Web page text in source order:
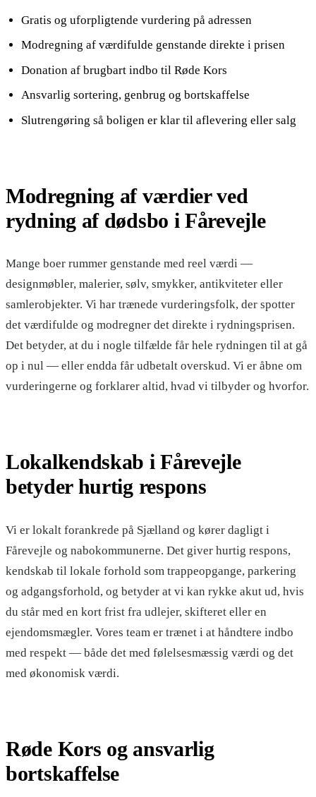
Gratis og uforpligtende vurdering på adressen
Modregning af værdifulde genstande direkte i prisen
Donation af brugbart indbo til Røde Kors
Ansvarlig sortering, genbrug og bortskaffelse
Slutrengøring så boligen er klar til aflevering eller salg
Modregning af værdier ved
rydning af dødsbo i Fårevejle
Mange boer rummer genstande med reel værdi —
designmøbler, malerier, sølv, smykker, antikviteter eller
samlerobjekter. Vi har trænede vurderingsfolk, der spotter
det værdifulde og modregner det direkte i rydningsprisen.
Det betyder, at du i nogle tilfælde får hele rydningen til at gå
op i nul — eller endda får udbetalt overskud. Vi er åbne om
vurderingerne og forklarer altid, hvad vi tilbyder og hvorfor.
Lokalkendskab i Fårevejle
betyder hurtig respons
Vi er lokalt forankrede på Sjælland og kører dagligt i
Fårevejle og nabokommunerne. Det giver hurtig respons,
kendskab til lokale forhold som trappeopgange, parkering
og adgangsforhold, og betyder at vi kan rykke akut ud, hvis
du står med en kort frist fra udlejer, skifteret eller en
ejendomsmægler. Vores team er trænet i at håndtere indbo
med respekt — både det med følelsesmæssig værdi og det
med økonomisk værdi.
Røde Kors og ansvarlig
bortskaffelse